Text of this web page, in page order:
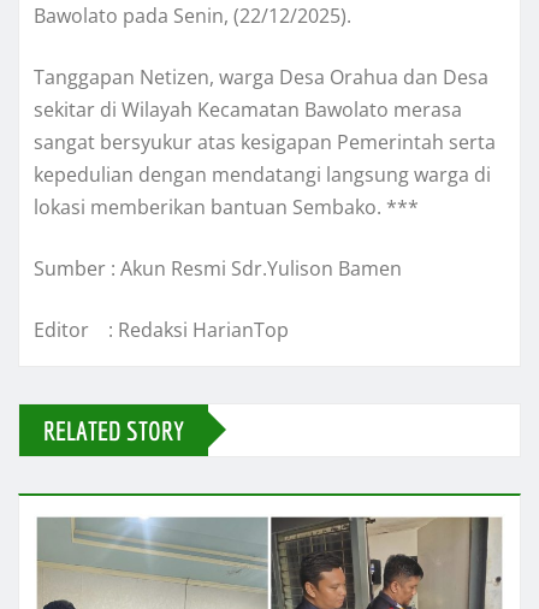
Bawolato pada Senin, (22/12/2025).
Tanggapan Netizen, warga Desa Orahua dan Desa
sekitar di Wilayah Kecamatan Bawolato merasa
sangat bersyukur atas kesigapan Pemerintah serta
kepedulian dengan mendatangi langsung warga di
lokasi memberikan bantuan Sembako. ***
Sumber : Akun Resmi Sdr.Yulison Bamen
Editor : Redaksi HarianTop
RELATED STORY